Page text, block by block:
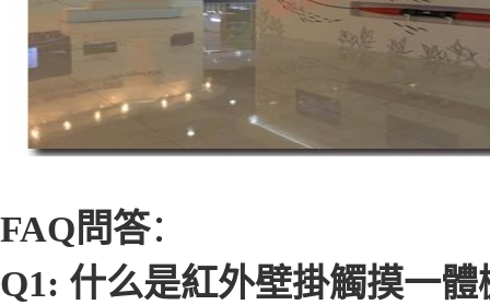
FAQ問答：
Q1: 什么是紅外壁掛觸摸